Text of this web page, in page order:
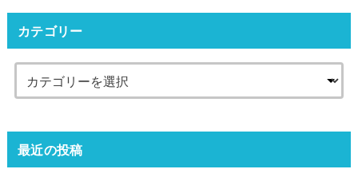
カテゴリー
最近の投稿